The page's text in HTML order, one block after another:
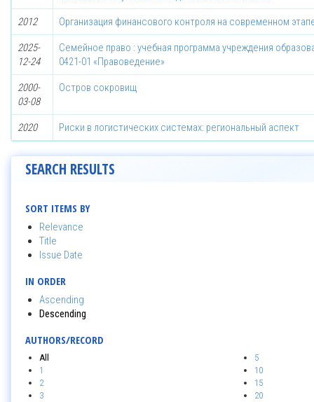
2012 Организация финансового контроля на современном
2025-
12-24
Семейное право : учебная программа учреждения
0421-01 «Правоведение»
2000-
03-08
Остров сокровищ
2020 Риски в логистических системах: региональный аспект
SEARCH RESULTS
SORT ITEMS BY
Relevance
Title
Issue Date
IN ORDER
Ascending
Descending
AUTHORS/RECORD
All
1
2
3
5
10
15
20